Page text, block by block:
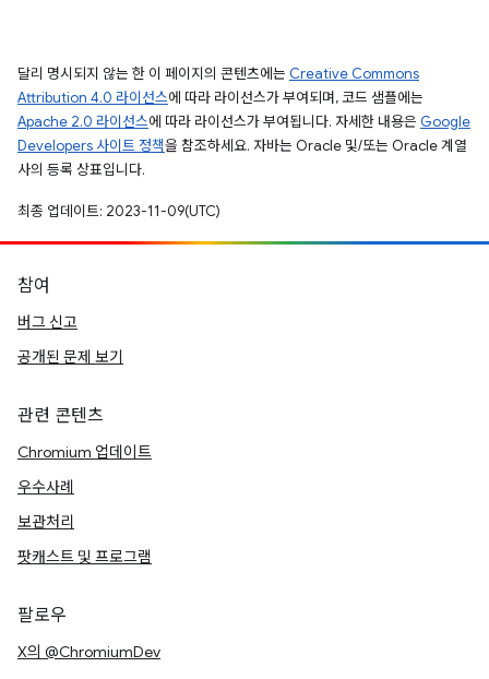
달리 명시되지 않는 한 이 페이지의 콘텐츠에는 Creative Commons
Attribution 4.0 라이선스에 따라 라이선스가 부여되며, 코드 샘플에는
Apache 2.0 라이선스에 따라 라이선스가 부여됩니다. 자세한 내용은 Google
Developers 사이트 정책을 참조하세요. 자바는 Oracle 및/또는 Oracle 계열
사의 등록 상표입니다.
최종 업데이트: 2023-11-09(UTC)
참여
버그 신고
공개된 문제 보기
관련 콘텐츠
Chromium 업데이트
우수사례
보관처리
팟캐스트 및 프로그램
팔로우
X의 @ChromiumDev